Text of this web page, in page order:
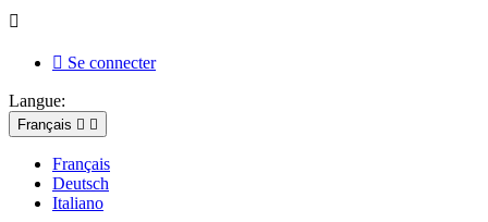

 Se connecter
Langue:
Français  
Français
Deutsch
Italiano